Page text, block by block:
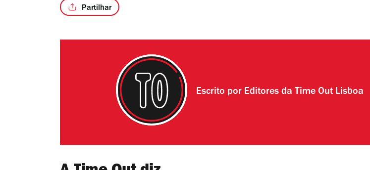
Partilhar
Escrito por Editores da Time Out Lisboa